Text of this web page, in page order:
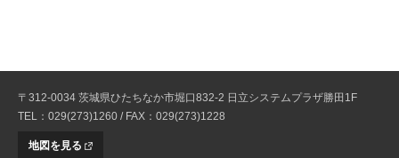
〒312-0034 茨城県ひたちなか市堀口832-2 日立システムプラザ勝田1F
TEL：029(273)1260 / FAX：029(273)1228
地図を見る